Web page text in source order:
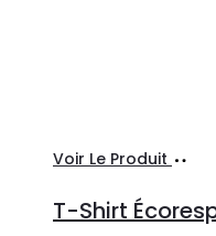
Voir Le Produit
T-Shirt